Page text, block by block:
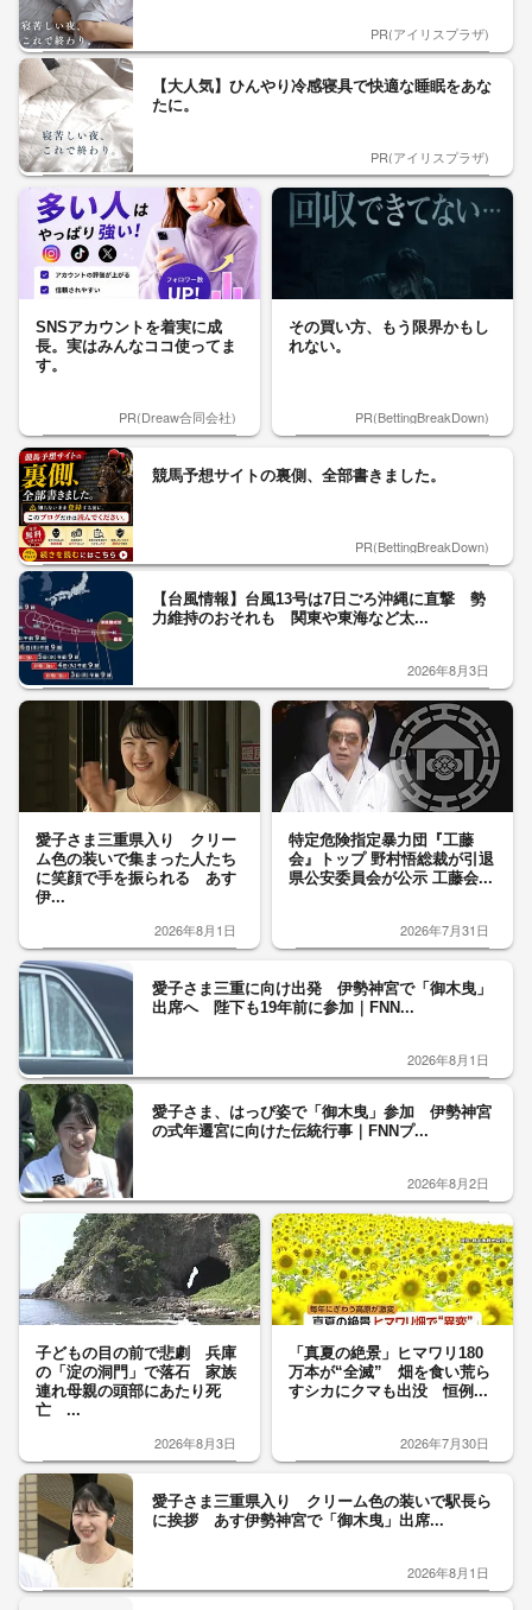
PR(アイリスプラザ)
【大人気】ひんやり冷感寝具で快適な睡眠をあな
たに。
PR(アイリスプラザ)
SNSアカウントを着実に成
長。実はみんなココ使ってま
す。
PR(Dreaw合同会社)
その買い方、もう限界かもし
れない。
PR(BettingBreakDown)
競馬予想サイトの裏側、全部書きました。
PR(BettingBreakDown)
【台風情報】台風13号は7日ごろ沖縄に直撃 勢
力維持のおそれも 関東や東海など太...
2026年8月3日
愛子さま三重県入り クリー
ム色の装いで集まった人たち
に笑顔で手を振られる あす
伊...
2026年8月1日
特定危険指定暴力団『工藤
会』トップ 野村悟総裁が引退
県公安委員会が公示 工藤会...
2026年7月31日
愛子さま三重に向け出発 伊勢神宮で「御木曳」
出席へ 陛下も19年前に参加｜FNN...
2026年8月1日
愛子さま、はっぴ姿で「御木曳」参加 伊勢神宮
の式年遷宮に向けた伝統行事｜FNNプ...
2026年8月2日
子どもの目の前で悲劇 兵庫
の「淀の洞門」で落石 家族
連れ母親の頭部にあたり死
亡 ...
2026年8月3日
「真夏の絶景」ヒマワリ180
万本が“全滅” 畑を食い荒ら
すシカにクマも出没 恒例...
2026年7月30日
愛子さま三重県入り クリーム色の装いで駅長ら
に挨拶 あす伊勢神宮で「御木曳」出席...
2026年8月1日